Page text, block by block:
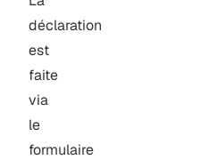
déclaration
est
faite
via
le
formulaire